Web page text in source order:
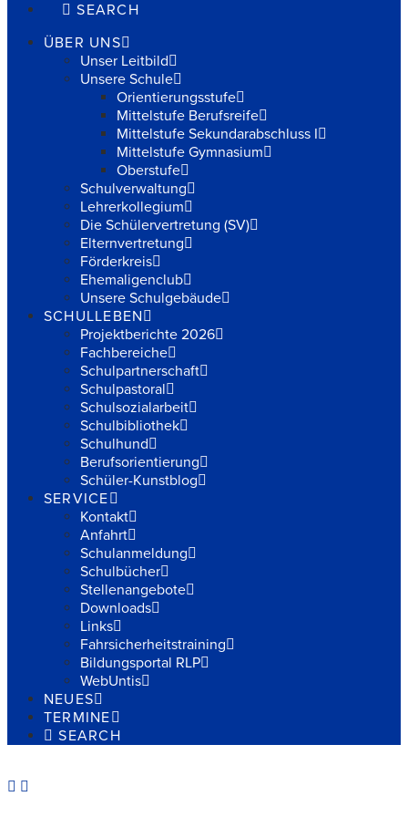
SEARCH
ÜBER UNS
Unser Leitbild
Unsere Schule
Orientierungsstufe
Mittelstufe Berufsreife
Mittelstufe Sekundarabschluss I
Mittelstufe Gymnasium
Oberstufe
Schulverwaltung
Lehrerkollegium
Die Schülervertretung (SV)
Elternvertretung
Förderkreis
Ehemaligenclub
Unsere Schulgebäude
SCHULLEBEN
Projektberichte 2026
Fachbereiche
Schulpartnerschaft
Schulpastoral
Schulsozialarbeit
Schulbibliothek
Schulhund
Berufsorientierung
Schüler-Kunstblog
SERVICE
Kontakt
Anfahrt
Schulanmeldung
Schulbücher
Stellenangebote
Downloads
Links
Fahrsicherheitstraining
Bildungsportal RLP
WebUntis
NEUES
TERMINE
SEARCH